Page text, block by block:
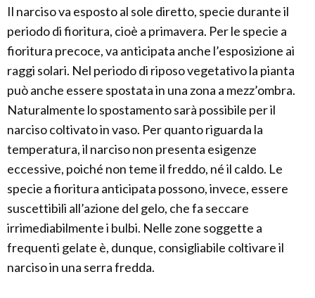
Il narciso va esposto al sole diretto, specie durante il
periodo di fioritura, cioè a primavera. Per le specie a
fioritura precoce, va anticipata anche l’esposizione ai
raggi solari. Nel periodo di riposo vegetativo la pianta
può anche essere spostata in una zona a mezz’ombra.
Naturalmente lo spostamento sarà possibile per il
narciso coltivato in vaso. Per quanto riguarda la
temperatura, il narciso non presenta esigenze
eccessive, poiché non teme il freddo, né il caldo. Le
specie a fioritura anticipata possono, invece, essere
suscettibili all’azione del gelo, che fa seccare
irrimediabilmente i bulbi. Nelle zone soggette a
frequenti gelate è, dunque, consigliabile coltivare il
narciso in una serra fredda.